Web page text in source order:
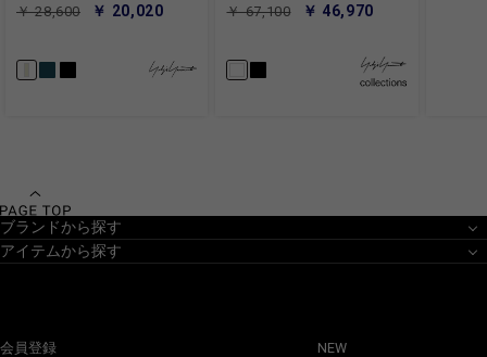
￥ 28,600
￥ 20,020
￥ 67,100
￥ 46,970
ブランドから探す
アイテムから探す
会員登録 NEW